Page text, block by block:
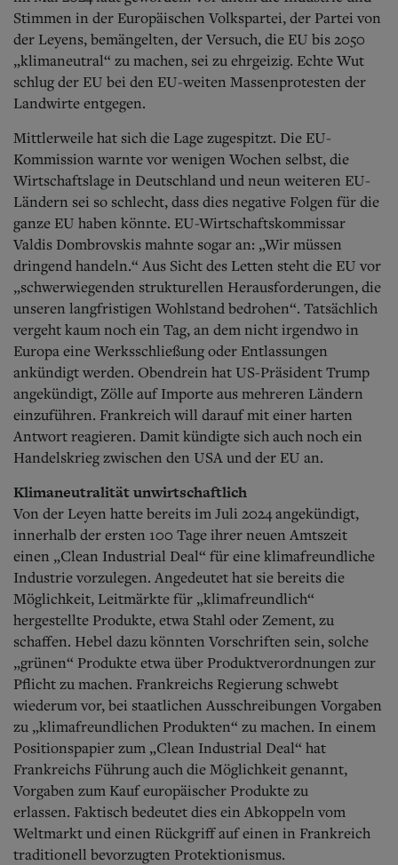
Stimmen in der Europäischen Volkspartei, der Partei von
der Leyens, bemängelten, der Versuch, die EU bis 2050
„klimaneutral“ zu machen, sei zu ehrgeizig. Echte Wut
schlug der EU bei den EU-weiten Massenprotesten der
Landwirte entgegen.
Mittlerweile hat sich die Lage zugespitzt. Die EU-
Kommission warnte vor wenigen Wochen selbst, die
Wirtschaftslage in Deutschland und neun weiteren EU-
Ländern sei so schlecht, dass dies negative Folgen für die
ganze EU haben könnte. EU-Wirtschaftskommissar
Valdis Dombrovskis mahnte sogar an: „Wir müssen
dringend handeln.“ Aus Sicht des Letten steht die EU vor
„schwerwiegenden strukturellen Herausforderungen, die
unseren langfristigen Wohlstand bedrohen“. Tatsächlich
vergeht kaum noch ein Tag, an dem nicht irgendwo in
Europa eine Werksschließung oder Entlassungen
ankündigt werden. Obendrein hat US-Präsident Trump
angekündigt, Zölle auf Importe aus mehreren Ländern
einzuführen. Frankreich will darauf mit einer harten
Antwort reagieren. Damit kündigte sich auch noch ein
Handelskrieg zwischen den USA und der EU an.
Klimaneutralität unwirtschaftlich
Von der Leyen hatte bereits im Juli 2024 angekündigt,
innerhalb der ersten 100 Tage ihrer neuen Amtszeit
einen „Clean Industrial Deal“ für eine klimafreundliche
Industrie vorzulegen. Angedeutet hat sie bereits die
Möglichkeit, Leitmärkte für „klimafreundlich“
hergestellte Produkte, etwa Stahl oder Zement, zu
schaffen. Hebel dazu könnten Vorschriften sein, solche
„grünen“ Produkte etwa über Produktverordnungen zur
Pflicht zu machen. Frankreichs Regierung schwebt
wiederum vor, bei staatlichen Ausschreibungen Vorgaben
zu „klimafreundlichen Produkten“ zu machen. In einem
Positionspapier zum „Clean Industrial Deal“ hat
Frankreichs Führung auch die Möglichkeit genannt,
Vorgaben zum Kauf europäischer Produkte zu
erlassen. Faktisch bedeutet dies ein Abkoppeln vom
Weltmarkt und einen Rückgriff auf einen in Frankreich
traditionell bevorzugten Protektionismus.